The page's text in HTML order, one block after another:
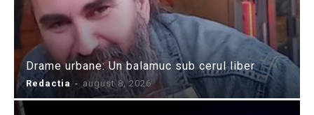
Drame urbane: Un balamuc sub cerul liber
Redactia - august 8, 2026